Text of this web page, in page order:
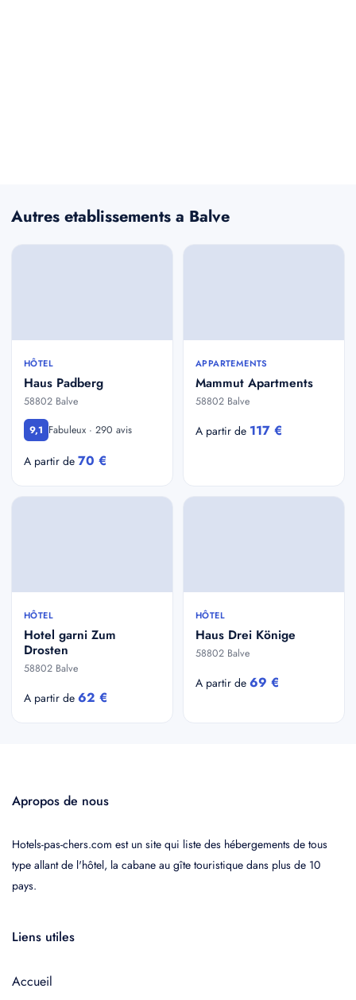
Autres etablissements a Balve
HÔTEL
Haus Padberg
58802 Balve
9,1 Fabuleux · 290 avis
A partir de 70 €
APPARTEMENTS
Mammut Apartments
58802 Balve
A partir de 117 €
HÔTEL
Hotel garni Zum
Drosten
58802 Balve
A partir de 62 €
HÔTEL
Haus Drei Könige
58802 Balve
A partir de 69 €
Apropos de nous
Hotels-pas-chers.com est un site qui liste des hébergements de tous
type allant de l'hôtel, la cabane au gîte touristique dans plus de 10
pays.
Liens utiles
Accueil